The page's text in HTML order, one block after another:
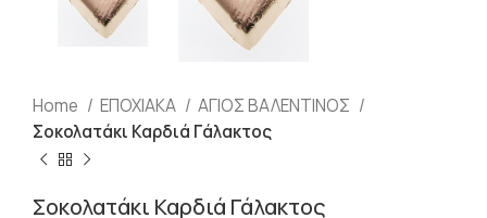
Home ΕΠΟΧΙΑΚΑ
ΑΓΙΟΣ ΒΑΛΕΝΤΙΝΟΣ
Σοκολατάκι Καρδιά Γάλακτος
Σοκολατάκι Καρδιά Γάλακτος